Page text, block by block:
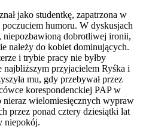
jako studentkę, zapatrzona w
humoru. W dyskusjach
niepozbawioną dobrotliwej ironii,
należy do kobiet dominujących.
i trybie pracy nie byłby
najbliższym przyjacielem Ryśka i
mu, gdy przebywał przez
korespondenckiej PAP w
wielomiesięcznych wypraw
przez ponad cztery dziesiątki lat
niepokój.